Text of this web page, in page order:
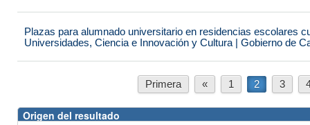
Plazas para alumnado universitario en residencias escolares
Universidades, Ciencia e Innovación y Cultura | Gobierno de
Primera « 1 2 3
Origen del resultado